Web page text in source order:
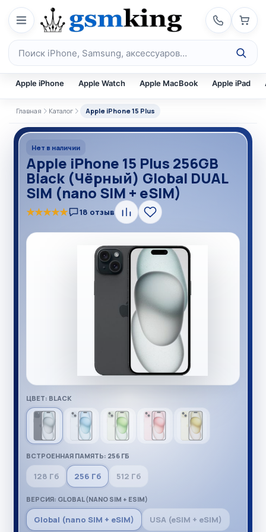
Перейти к содержимому
Поиск по каталогу
Apple iPhone Apple Watch Apple MacBook Apple iPad
Главная Каталог Apple iPhone 15 Plus
Нет в наличии
Apple iPhone 15 Plus 256GB
Black (Чёрный) Global DUAL
SIM (nano SIM + eSIM)
★★★★★ 18 отзыв Сравнить
В
избранное
ЦВЕТ: BLACK
ВСТРОЕННАЯ ПАМЯТЬ: 256 ГБ
128 Гб 256 Гб 512 Гб
ВЕРСИЯ: GLOBAL (NANO SIM + ESIM)
Global (nano SIM + eSIM) USA (eSIM + eSIM)